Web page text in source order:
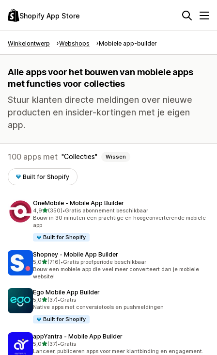
Shopify App Store
Winkelontwerp Webshops Mobiele app-builder
Alle apps voor het bouwen van mobiele apps
met functies voor collecties
Stuur klanten directe meldingen over nieuwe
producten en insider-kortingen met je eigen
app.
100 apps met Collecties Wissen
Built for Shopify
OneMobile ‑ Mobile App Builder
4,9van 5 sterren
(350)
350 recensies in totaal
•Gratis abonnement beschikbaar
Bouw in 30 minuten een prachtige en hoogconverterende mobiele
app
Built for Shopify
Shopney ‑ Mobile App Builder
5,0van 5 sterren
(716)
716 recensies in totaal
•Gratis proefperiode beschikbaar
Bouw een mobiele app die veel meer converteert dan je mobiele
website!
Ego Mobile App Builder
5,0van 5 sterren
(37)
37 recensies in totaal
•Gratis
Native apps met conversietools en pushmeldingen
Built for Shopify
appYantra ‑ Mobile App Builder
5,0van 5 sterren
(37)
37 recensies in totaal
•Gratis
Lanceer, publiceren apps voor meer klantbinding en engagement.